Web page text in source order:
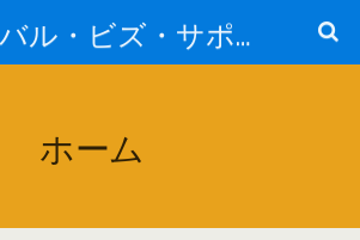
グローバル・ビズ・サポート株式会社
ホーム